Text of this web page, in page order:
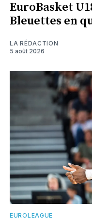
EuroBasket
Bleuettes en
LA RÉDACTION
5 août 2026
EUROLEAGUE